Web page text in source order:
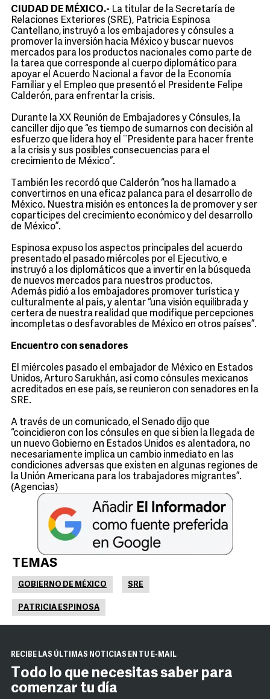
CIUDAD DE MÉXICO.- La titular de la Secretaría de
Relaciones Exteriores (SRE), Patricia Espinosa
Cantellano, instruyó a los embajadores y cónsules a
promover la inversión hacia México y buscar nuevos
mercados para los productos nacionales como parte de
la tarea que corresponde al cuerpo diplomático para
apoyar el Acuerdo Nacional a favor de la Economía
Familiar y el Empleo que presentó el Presidente Felipe
Calderón, para enfrentar la crisis.
Durante la XX Reunión de Embajadores y Cónsules, la
canciller dijo que “es tiempo de sumarnos con decisión al
esfuerzo que lidera hoy el ¨Presidente para hacer frente
a la crisis y sus posibles consecuencias para el
crecimiento de México”.
También les recordó que Calderón “nos ha llamado a
convertirnos en una eficaz palanca para el desarrollo de
México. Nuestra misión es entonces la de promover y ser
copartícipes del crecimiento económico y del desarrollo
de México”.
Espinosa expuso los aspectos principales del acuerdo
presentado el pasado miércoles por el Ejecutivo, e
instruyó a los diplomáticos que a invertir en la búsqueda
de nuevos mercados para nuestros productos.
Además pidió a los embajadores promover turística y
culturalmente al país, y alentar “una visión equilibrada y
certera de nuestra realidad que modifique percepciones
incompletas o desfavorables de México en otros países”.
Encuentro con senadores
El miércoles pasado el embajador de México en Estados
Unidos, Arturo Sarukhán, así como cónsules mexicanos
acreditados en ese país, se reunieron con senadores en la
SRE.
A través de un comunicado, el Senado dijo que
“coincidieron con los cónsules en que si bien la llegada de
un nuevo Gobierno en Estados Unidos es alentadora, no
necesariamente implica un cambio inmediato en las
condiciones adversas que existen en algunas regiones de
la Unión Americana para los trabajadores migrantes”.
(Agencias)
TEMAS
GOBIERNO DE MÉXICO SRE
PATRICIA ESPINOSA
RECIBE LAS ÚLTIMAS NOTICIAS EN TU E-MAIL
Todo lo que necesitas saber para
comenzar tu día